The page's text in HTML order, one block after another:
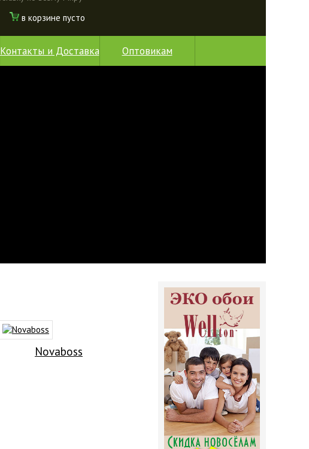
в корзине пусто
Контакты и Доставка Оптовикам
Novaboss